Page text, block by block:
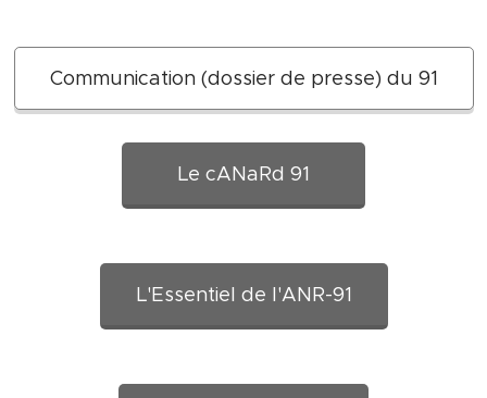
Communication (dossier de presse) du 91
Le cANaRd 91
L'Essentiel de l'ANR-91